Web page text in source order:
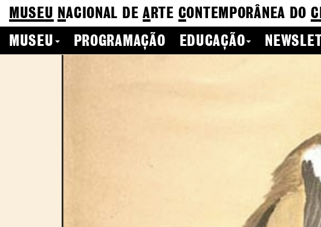
MUSEU NACIONAL DEA RTE CONTEMPORÂNEA DO
MUSEU
PROGRAMAÇÃO EDUCAÇÃO